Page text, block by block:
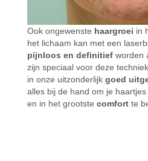
Ook ongewenste haargroei in
het lichaam kan met een
pijnloos en definitiefworden
zijn speciaal voor deze
in onze uitzonderlijk goed
alles bij de hand om je
en in het grootste comfort te